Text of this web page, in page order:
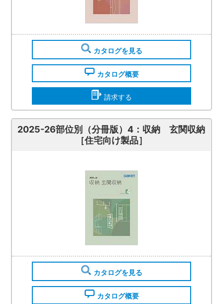
カタログを見る
カタログ概要
請求する
2025-26部位別（分冊版）4：収納 玄関収納
［住宅向け製品］
カタログを見る
カタログ概要